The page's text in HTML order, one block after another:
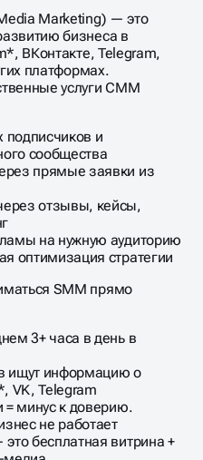
Marketing) — это
бизнеса в
ВКонтакте, Telegram,
платформах.
услуги СММ
и
сообщества
прямые заявки из
отзывы, кейсы,
на нужную аудиторию
оптимизация стратегии
SMM прямо
3+ часа в день в
ищут информацию о
VK, Telegram
= минус к доверию.
не работает
бесплатная витрина +